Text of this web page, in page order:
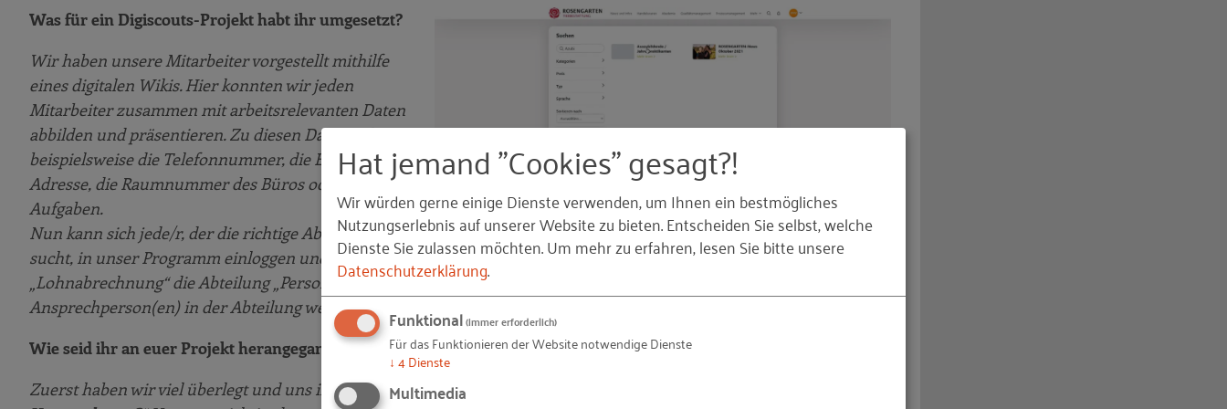
Was für ein Digiscouts-Projekt habt ihr umgesetzt?
Wir haben unsere Mitarbeiter vorgestellt mithilfe
eines digitalen Wikis. Hier konnten wir jeden
Mitarbeiter zusammen mit arbeitsrelevanten Daten
abbilden und präsentieren. Zu diesen Daten gehören
beispielsweise die Telefonnummer, die E-Mail-
Adresse, die Raumnummer des Büros oder die
Aufgaben.
Nun kann sich jede/r, der die richtige Abteilung
sucht, in unser Programm einloggen und ein Schlagwort eingeben. Beispielsweise wird er/sie bei dem Schlagwort
„Lohnabrechnung“ die Abteilung „Personal“ finden und kann sich mit den angegebenen Daten direkt an die
Ansprechperson(en) in der Abteilung wenden.
Wie seid ihr an euer Projekt herangegangen?
Zuerst haben wir viel überlegt und uns immer als Leitfrage gestellt: „
Hat jemand "Cookies" gesagt?!
Wir würden gerne einige Dienste verwenden, um Ihnen ein bestmögliches
Nutzungserlebnis auf unserer Website zu bieten. Entscheiden Sie selbst, welche
Dienste Sie zulassen möchten.Um mehr zu erfahren, lesen Sie bitte unsere
Datenschutzerklärung.
Funktional(immer erforderlich)
Für das Funktionieren der Website notwendige Dienste
↓ 4Dienste
Multimedia